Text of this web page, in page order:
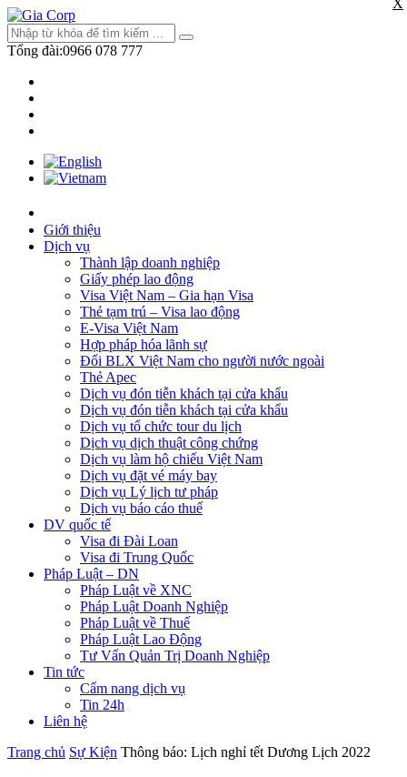
Tổng đài:0966 078 777
Giới thiệu
Dịch vụ
Thành lập doanh nghiệp
Giấy phép lao động
Visa Việt Nam – Gia hạn Visa
Thẻ tạm trú – Visa lao động
E-Visa Việt Nam
Hợp pháp hóa lãnh sự
Đổi BLX Việt Nam cho người nước ngoài
Thẻ Apec
Dịch vụ đón tiễn khách tại cửa khẩu
Dịch vụ đón tiễn khách tại cửa khẩu
Dịch vụ tổ chức tour du lịch
Dịch vụ dịch thuật công chứng
Dịch vụ làm hộ chiếu Việt Nam
Dịch vụ đặt vé máy bay
Dịch vụ Lý lịch tư pháp
Dịch vụ báo cáo thuế
DV quốc tế
Visa đi Đài Loan
Visa đi Trung Quốc
Pháp Luật – DN
Pháp Luật về XNC
Pháp Luật Doanh Nghiệp
Pháp Luật về Thuế
Pháp Luật Lao Động
Tư Vấn Quản Trị Doanh Nghiệp
Tin tức
Cẩm nang dịch vụ
Tin 24h
Liên hệ
Trang chủ Sự Kiện Thông báo: Lịch nghỉ tết Dương Lịch 2022
X